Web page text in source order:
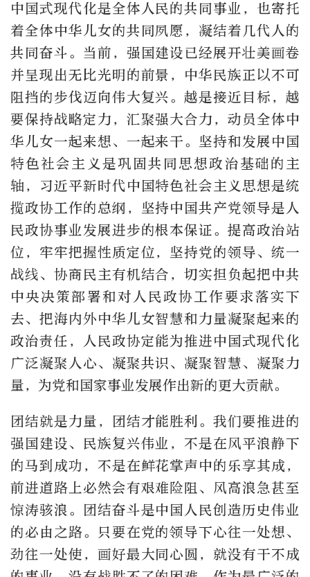
中国式现代化是全体人民的共同事业，也寄托
着全体中华儿女的共同夙愿，凝结着几代人的
共同奋斗。当前，强国建设已经展开壮美画卷
并呈现出无比光明的前景，中华民族正以不可
阻挡的步伐迈向伟大复兴。越是接近目标，越
要保持战略定力，汇聚强大合力，动员全体中
华儿女一起来想、一起来干。坚持和发展中国
特色社会主义是巩固共同思想政治基础的主
轴，习近平新时代中国特色社会主义思想是统
揽政协工作的总纲，坚持中国共产党领导是人
民政协事业发展进步的根本保证。提高政治站
位，牢牢把握性质定位，坚持党的领导、统一
战线、协商民主有机结合，切实担负起把中共
中央决策部署和对人民政协工作要求落实下
去、把海内外中华儿女智慧和力量凝聚起来的
政治责任，人民政协定能为推进中国式现代化
广泛凝聚人心、凝聚共识、凝聚智慧、凝聚力
量，为党和国家事业发展作出新的更大贡献。
团结就是力量，团结才能胜利。我们要推进的
强国建设、民族复兴伟业，不是在风平浪静下
的马到成功，不是在鲜花掌声中的乐享其成，
前进道路上必然会有艰难险阻、风高浪急甚至
惊涛骇浪。团结奋斗是中国人民创造历史伟业
的必由之路。只要在党的领导下心往一处想、
劲往一处使，画好最大同心圆，就没有干不成